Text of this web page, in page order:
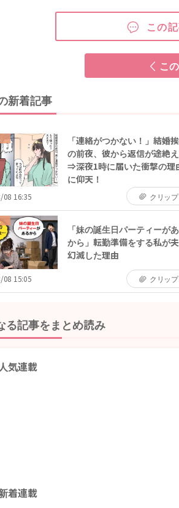
この
こ
新着記事
「連絡がつかない！」結婚
の前夜、彼から返信が途絶
⇒深夜1時に届いた衝撃の理
に仰天！
08 16:35 クリップ
「妹の誕生日パーティーが
から」転勤準備をする私が
幻滅した理由
08 15:05 クリップ
る記事をまとめ読み
人気連載
着連載